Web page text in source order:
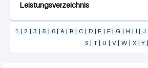
Leistungsverzeichnis
1 | 2 | 3 | 5 | 6 | A | B | C | D | E | F | G | H | I | J
S | T | U | V | W | X | Y |